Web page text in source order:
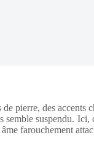
pierre, des
semble suspendu.
farouchement